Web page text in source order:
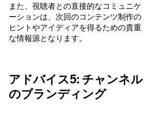
また、視聴者との直接的なコミュニケ
ーションは、次回のコンテンツ制作の
ヒントやアイディアを得るための貴重
な情報源となります。
アドバイス5: チャンネル
のブランディング